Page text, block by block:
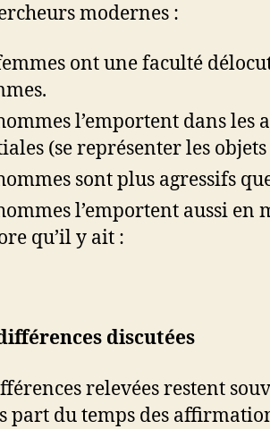
modernes :
ont une faculté
l’emportent dans les
(se représenter les objets
sont plus agressifs
l’emportent aussi en
qu’il y ait :
discutées
relevées restent
part du temps des